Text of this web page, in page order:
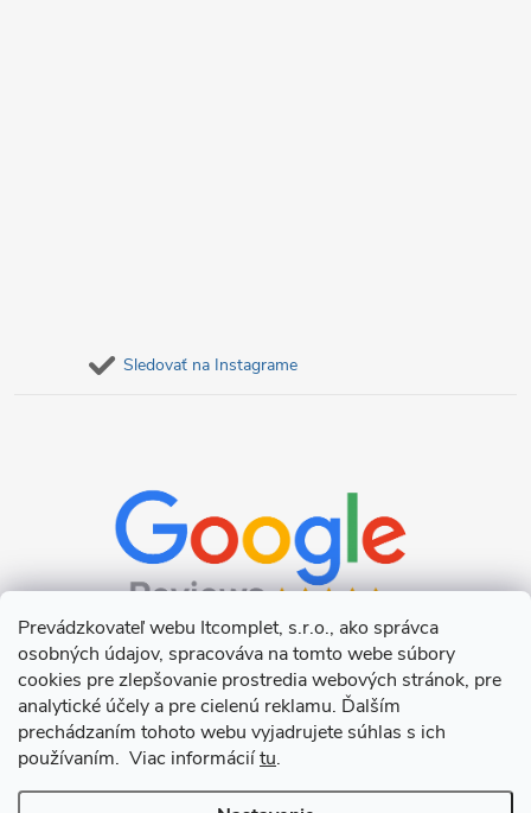
Prevádzkovateľ webu Itcomplet, s.r.o., ako správca
osobných údajov, spracováva na tomto webe súbory
cookies pre zlepšovanie prostredia webových stránok, pre
analytické účely a pre cielenú reklamu. Ďalším
prechádzaním tohoto webu vyjadrujete súhlas s ich
používaním. Viac informáciítu.
Sledovať na Instagrame